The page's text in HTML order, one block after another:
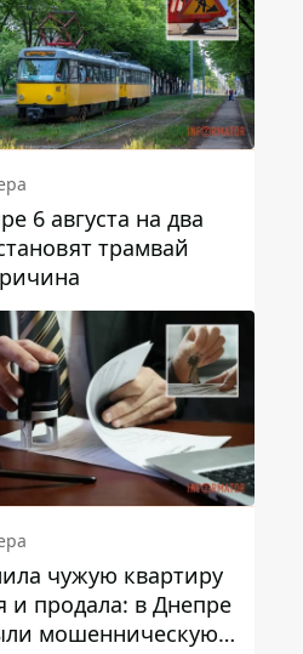
6 августа на два
трамвай
чужую квартиру
и продала: в Днепре
мошенническую